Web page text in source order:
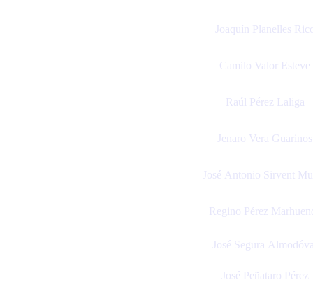
Joaquín Planelles
Camilo Valor Esteve
Raúl Pérez Laliga
Jenaro Vera Guarinos
José Antonio Sirvent
Regino Pérez
José Segura
José Peñataro Pérez